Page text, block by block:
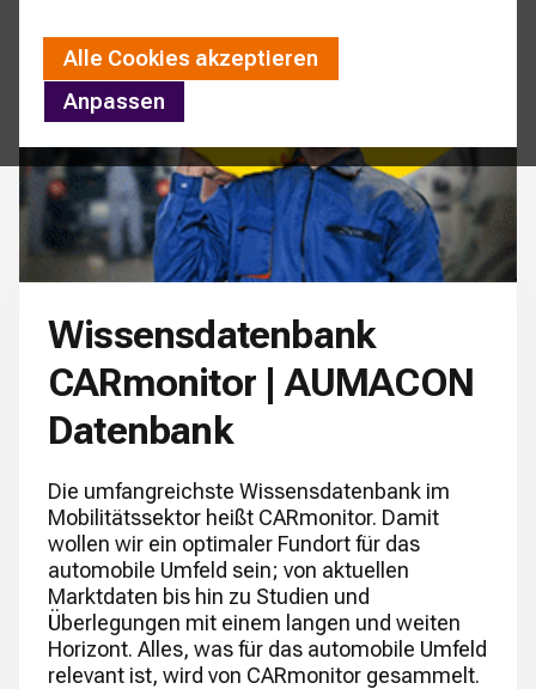
Alle Cookies akzeptieren
Anpassen
Wissensdatenbank
CARmonitor | AUMACON
Datenbank
Die umfangreichste Wissensdatenbank im
Mobilitätssektor heißt CARmonitor. Damit
wollen wir ein optimaler Fundort für das
automobile Umfeld sein; von aktuellen
Marktdaten bis hin zu Studien und
Überlegungen mit einem langen und weiten
Horizont. Alles, was für das automobile Umfeld
relevant ist, wird von CARmonitor gesammelt.